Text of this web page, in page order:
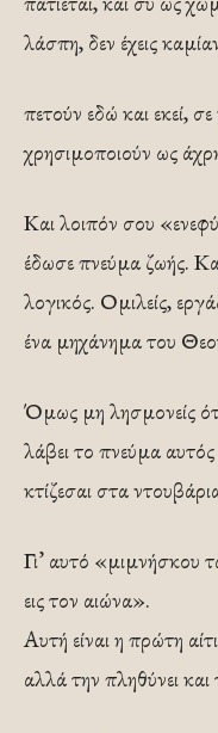
λάσπη, δεν έχεις
πετούν εδώ και εκεί,
χρησιμοποιούν ως
Και λοιπόν σου
έδωσε πνεύμα ζωής.
λογικός. Ομιλείς,
ένα μηχάνημα του
Όμως μη λησμονείς
λάβει το πνεύμα
κτίζεσαι στα
Γι’ αυτό «μιμνήσκου
εις τον αιώνα».
Αυτή είναι η πρώτη
αλλά την πληθύνει και